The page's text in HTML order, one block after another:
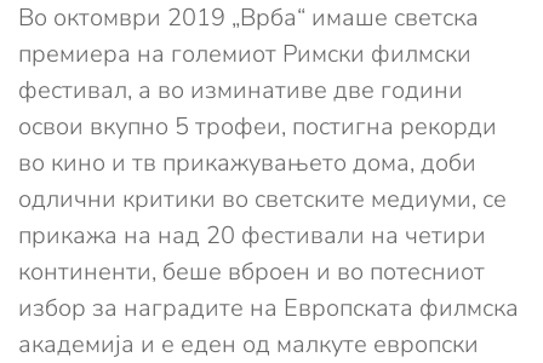
Во октомври 2019 „Врба“ имаше светска
премиера на големиот Римски филмски
фестивал, а во изминативе две години
освои вкупно 5 трофеи, постигна рекорди
во кино и тв прикажувањето дома, доби
одлични критики во светските медиуми, се
прикажа на над 20 фестивали на четири
континенти, беше вброен и во потесниот
избор за наградите на Европската филмска
академија и е еден од малкуте европски